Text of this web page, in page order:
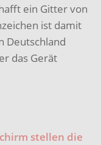
ein Gitter von
ist damit
Deutschland
das Gerät